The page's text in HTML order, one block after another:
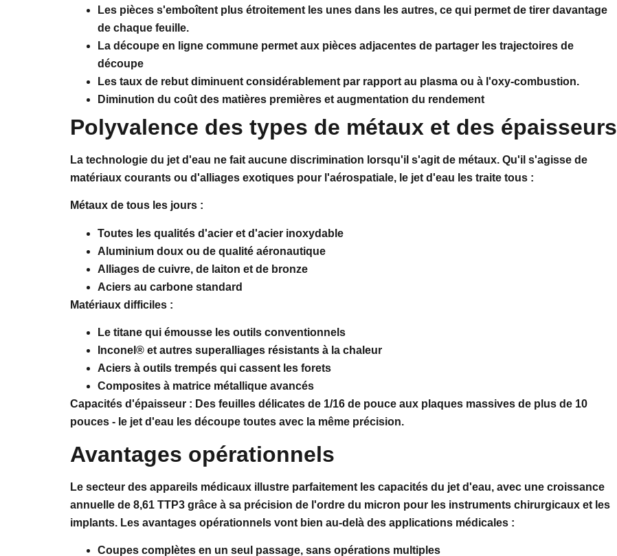
Les pièces s'emboîtent plus étroitement les unes dans les autres, ce qui permet de tirer davantage
de chaque feuille.
La découpe en ligne commune permet aux pièces adjacentes de partager les trajectoires de
découpe
Les taux de rebut diminuent considérablement par rapport au plasma ou à l'oxy-combustion.
Diminution du coût des matières premières et augmentation du rendement
Polyvalence des types de métaux et des épaisseurs
La technologie du jet d'eau ne fait aucune discrimination lorsqu'il s'agit de métaux. Qu'il s'agisse de
matériaux courants ou d'alliages exotiques pour l'aérospatiale, le jet d'eau les traite tous :
Métaux de tous les jours :
Toutes les qualités d'acier et d'acier inoxydable
Aluminium doux ou de qualité aéronautique
Alliages de cuivre, de laiton et de bronze
Aciers au carbone standard
Matériaux difficiles :
Le titane qui émousse les outils conventionnels
Inconel® et autres superalliages résistants à la chaleur
Aciers à outils trempés qui cassent les forets
Composites à matrice métallique avancés
Capacités d'épaisseur : Des feuilles délicates de 1/16 de pouce aux plaques massives de plus de 10
pouces - le jet d'eau les découpe toutes avec la même précision.
Avantages opérationnels
Le secteur des appareils médicaux illustre parfaitement les capacités du jet d'eau, avec une croissance
annuelle de 8,61 TTP3 grâce à sa précision de l'ordre du micron pour les instruments chirurgicaux et les
implants. Les avantages opérationnels vont bien au-delà des applications médicales :
Coupes complètes en un seul passage, sans opérations multiples